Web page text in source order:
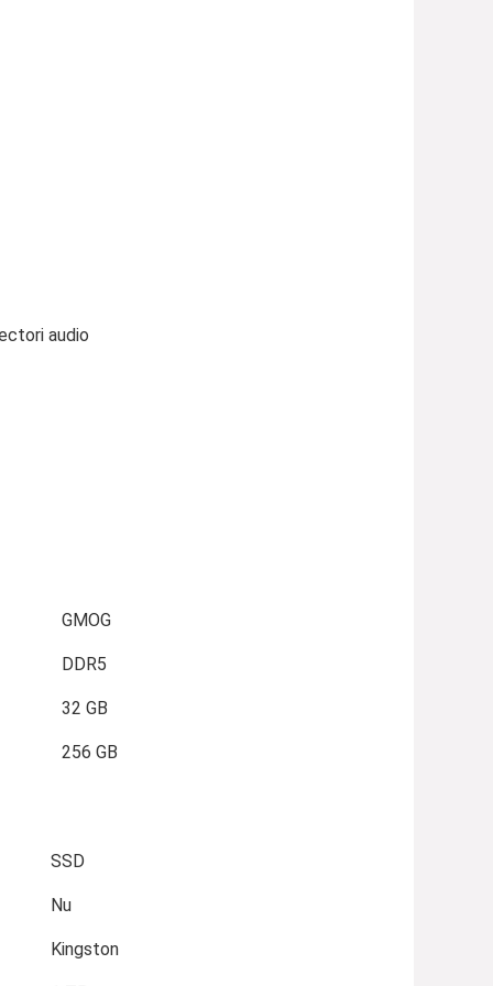
audio
GMOG
DDR5
32 GB
256 GB
SSD
Nu
Kingston